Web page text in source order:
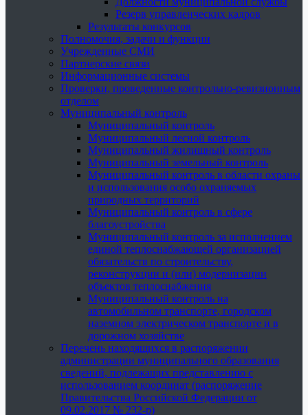
Резерв управленческих кадров
Результаты конкурсов
Полномочия, задачи и функции
Учрежденные СМИ
Партнерские связи
Информационные системы
Проверки, проведенные контрольно-ревизионным
отделом
Муниципальный контроль
Муниципальный контроль
Муниципальный лесной контроль
Муниципальный жилищный контроль
Муниципальный земельный контроль
Муниципальный контроль в области охраны
и использования особо охраняемых
природных территорий
Муниципальный контроль в сфере
благоустройства
Муниципальный контроль за исполнением
единой теплоснабжающей организацией
обязательств по строительству,
реконструкции и (или) модернизации
объектов теплоснабжения
Муниципальный контроль на
автомобильном транспорте, городском
наземном электрическом транспорте и в
дорожном хозяйстве
Перечень находящихся в распоряжении
администрации муниципального образования
сведений, подлежащих представлению с
использованием координат (распоряжение
Правительства Российской Федерации от
09.02.2017 № 232-р)